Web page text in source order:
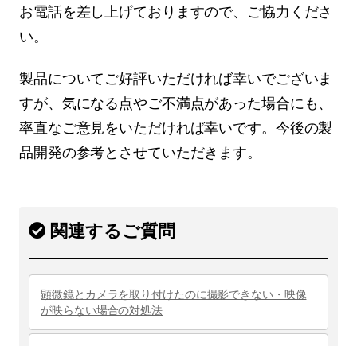
お電話を差し上げておりますので、ご協力くださ
い。
製品についてご好評いただければ幸いでございま
すが、気になる点やご不満点があった場合にも、
率直なご意見をいただければ幸いです。今後の製
品開発の参考とさせていただきます。
関連するご質問
顕微鏡とカメラを取り付けたのに撮影できない・映像
が映らない場合の対処法